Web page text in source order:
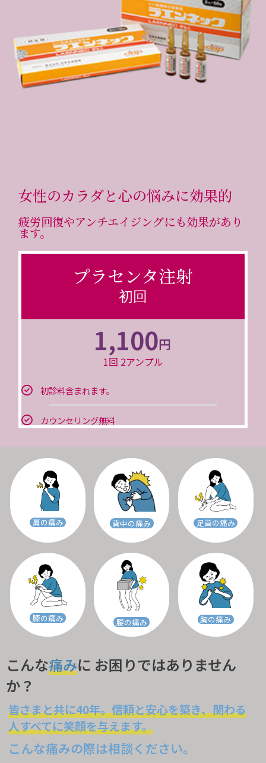
女性のカラダと心の悩みに効果的
疲労回復やアンチエイジングにも効果があり
ます。
プラセンタ注射
初回
1,100円
1回 2アンプル
初診料含まれます。
カウンセリング無料
肩の痛み 背中の痛み 足首の痛み
膝の痛み 腰の痛み 胸の痛み
こんな痛みに お困りではありません
か？
皆さまと共に40年。信頼と安心を築き、関わる
人すべてに笑顔を与えます。
こんな痛みの際は相談ください。